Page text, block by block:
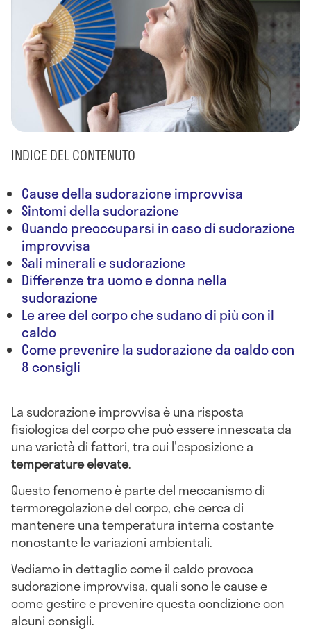
INDICE DEL CONTENUTO
Cause della sudorazione improvvisa
Sintomi della sudorazione
Quando preoccuparsi in caso di sudorazione
improvvisa
Sali minerali e sudorazione
Differenze tra uomo e donna nella
sudorazione
Le aree del corpo che sudano di più con il
caldo
Come prevenire la sudorazione da caldo con
8 consigli
La sudorazione improvvisa è una risposta
fisiologica del corpo che può essere innescata da
una varietà di fattori, tra cui l'esposizione a
temperature elevate.
Questo fenomeno è parte del meccanismo di
termoregolazione del corpo, che cerca di
mantenere una temperatura interna costante
nonostante le variazioni ambientali.
Vediamo in dettaglio come il caldo provoca
sudorazione improvvisa, quali sono le cause e
come gestire e prevenire questa condizione con
alcuni consigli.